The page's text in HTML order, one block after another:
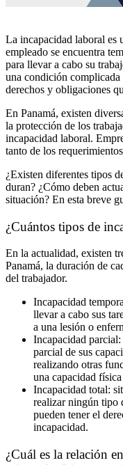
La incapacidad laboral es
empleado se encuentra
para llevar a cabo su
una condición complicada
derechos y obligaciones
En Panamá, existen
la protección de los
incapacidad laboral.
tanto de los
¿Existen diferentes tipos
duran? ¿Cómo deben
situación? En esta breve
¿Cuántos tipos de
En la actualidad, existen
Panamá, la duración de
del trabajador.
Incapacidad
llevar a cabo sus
a una lesión o
Incapacidad
parcial de sus
realizando otras
una capacidad
Incapacidad total:
realizar ningún tipo
pueden tener el
incapacidad.
¿Cuál es la relación